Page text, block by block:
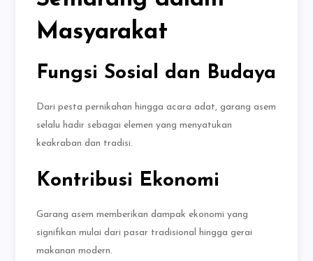
Masyarakat
Fungsi Sosial dan Budaya
Dari pesta pernikahan hingga acara adat, garang asem
selalu hadir sebagai elemen yang menyatukan
keakraban dan tradisi.
Kontribusi Ekonomi
Garang asem memberikan dampak ekonomi yang
signifikan mulai dari pasar tradisional hingga gerai
makanan modern.